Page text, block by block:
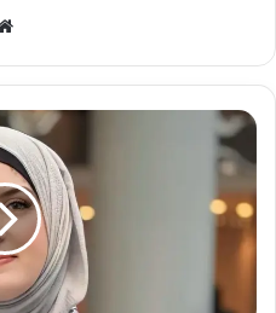
سارة
سويلم
:
المرأة
الفلسطينية
صاحبة